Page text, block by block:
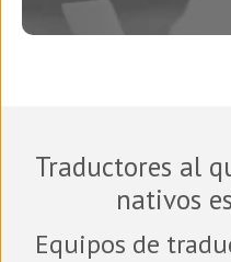
Traductores al
nativos
Equipos de